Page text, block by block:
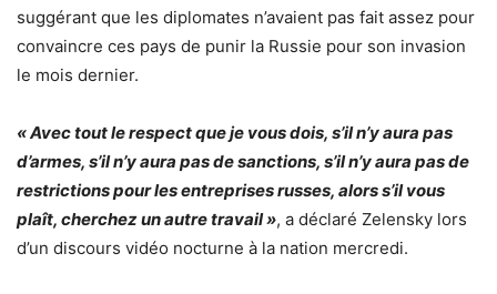
suggérant que les diplomates n’avaient pas fait assez pour
convaincre ces pays de punir la Russie pour son invasion
le mois dernier.
« Avec tout le respect que je vous dois, s’il n’y aura pas
d’armes, s’il n’y aura pas de sanctions, s’il n’y aura pas de
restrictions pour les entreprises russes, alors s’il vous
plaît, cherchez un autre travail », a déclaré Zelensky lors
d’un discours vidéo nocturne à la nation mercredi.